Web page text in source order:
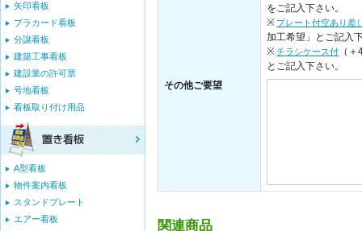
その他ご要望
をご記入下さい。
※ プレート付空あり差
加工希望」とご記入
※チラシケース付 （
とご記入下さい。
関連商品
矢印看板
プラカード看板
分譲看板
建築工事看板
建設業の許可票
号地看板
看板取り付け用品
A型看板
物件案内看板
スタンドプレート
エアー看板